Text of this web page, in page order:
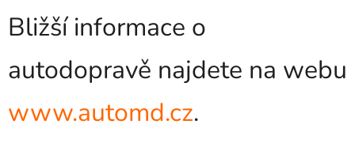
Bližší informace o
autodopravě najdete na webu
www.automd.cz.